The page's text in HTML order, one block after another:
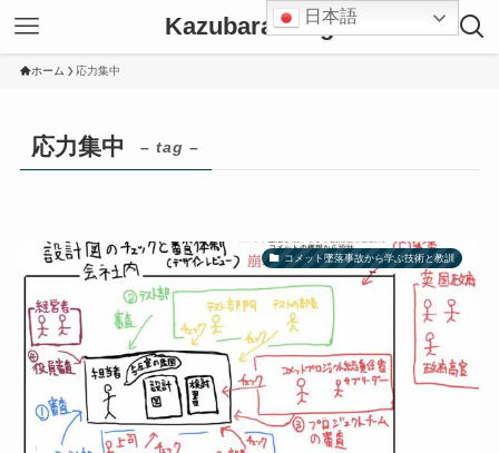
Kazubara Blog
ホーム 応力集中
応力集中 – tag –
コメット墜落事故から学ぶ技術と教訓
日本語